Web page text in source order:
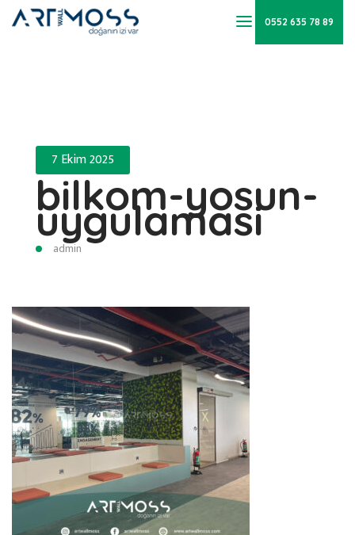
0552 635 78 89
7 Ekim 2025
bilkom-yosun-
uygulamasi
admin